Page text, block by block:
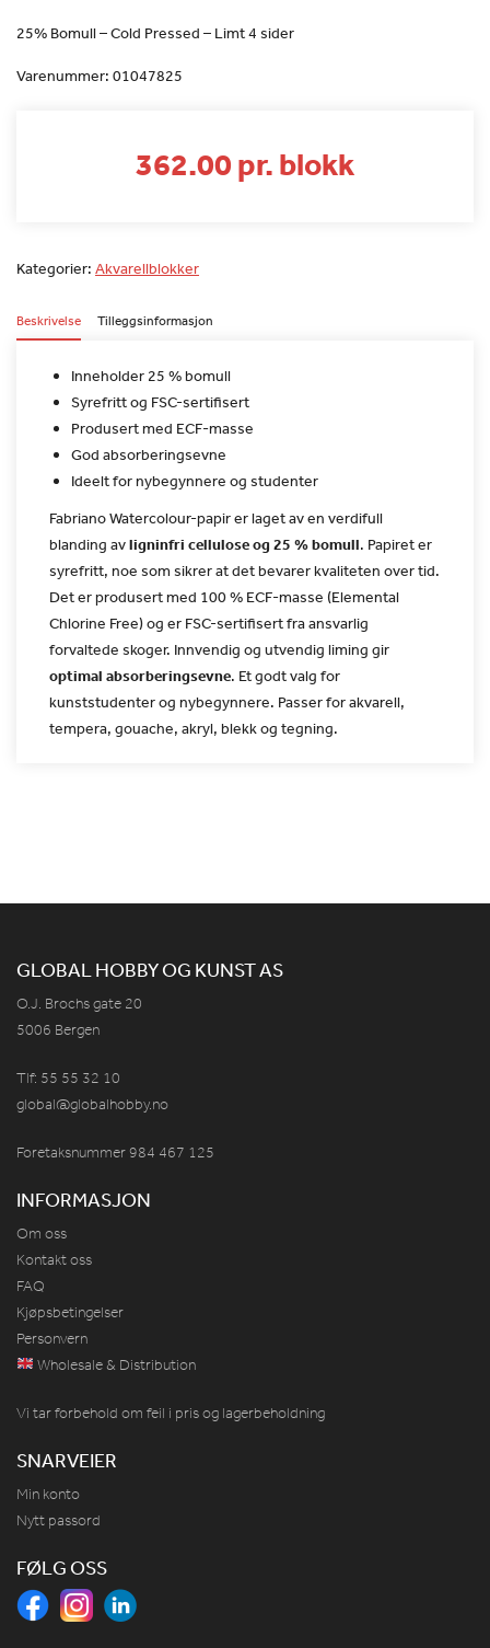
25% Bomull – Cold Pressed – Limt 4 sider
Varenummer: 01047825
362.00 pr. blokk
Kategorier: Akvarellblokker
Beskrivelse Tilleggsinformasjon
Inneholder 25 % bomull
Syrefritt og FSC-sertifisert
Produsert med ECF-masse
God absorberingsevne
Ideelt for nybegynnere og studenter
Fabriano Watercolour-papir er laget av en verdifull
blanding avligninfri cellulose og 25 % bomull. Papiret er
syrefritt, noe som sikrer at det bevarer kvaliteten over tid.
Deter produsert med 100 % ECF-masse (Elemental
Chlorine Free) og er FSC-sertifisert fra ansvarlig
forvaltede skoger. Innvendig og utvendig liming gir
optimal absorberingsevne. Etgodt valg for
kunststudenter og nybegynnere. Passer for akvarell,
tempera, gouache, akryl, blekk og tegning.
GLOBAL HOBBY OG KUNST AS
O.J. Brochs gate 20
5006 Bergen
Tlf: 55 55 32 10
global@globalhobby.no
Foretaksnummer 984 467 125
INFORMASJON
Om oss
Kontakt oss
FAQ
Kjøpsbetingelser
Personvern
Wholesale & Distribution
Vi tar forbehold om feil i pris og lagerbeholdning
SNARVEIER
Min konto
Nytt passord
FØLG OSS